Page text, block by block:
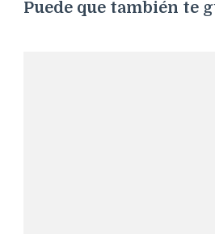
Puede que también te